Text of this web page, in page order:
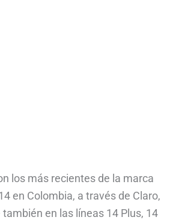
los más recientes de la marca
en Colombia, a través de Claro,
en las líneas 14 Plus, 14